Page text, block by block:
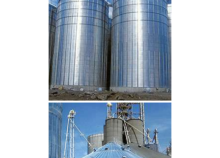
CLIQUEZ POUR AGRANDIR